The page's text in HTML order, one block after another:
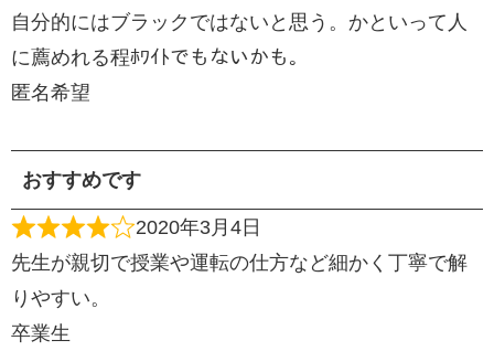
自分的にはブラックではないと思う。かといって人
に薦めれる程ﾎﾜｲﾄでもないかも。
匿名希望
おすすめです
2020年3月4日
先生が親切で授業や運転の仕方など細かく丁寧で解
りやすい。
卒業生